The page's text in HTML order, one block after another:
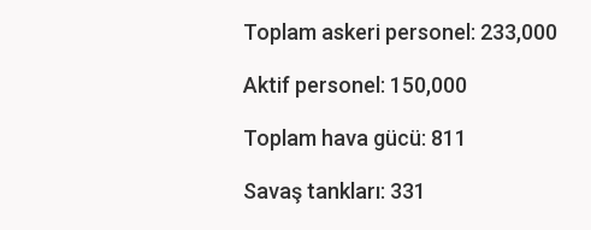
Toplam askeri personel: 233,000
Aktif personel: 150,000
Toplam hava gücü: 811
Savaş tankları: 331